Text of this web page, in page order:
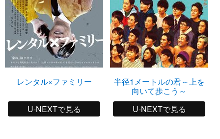
レンタル×ファミリー
U-NEXTで見る
半径1メートルの君～上を
向いて歩こう～
U-NEXTで見る